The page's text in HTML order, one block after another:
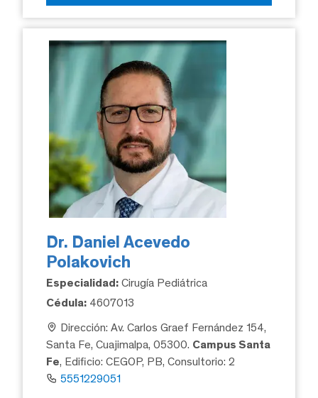
Dr. Daniel Acevedo
Polakovich
Especialidad: Cirugía Pediátrica
Cédula: 4607013
Dirección: Av. Carlos Graef Fernández 154,
Santa Fe, Cuajimalpa, 05300. Campus Santa
Fe, Edificio: CEGOP, PB, Consultorio: 2
5551229051